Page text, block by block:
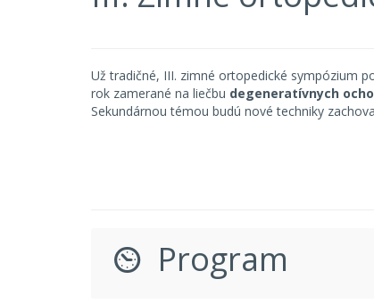
Už tradičné, III. zimné ortopedické sympózium
rok zamerané na liečbu degeneratívnych
Sekundárnou témou budú nové techniky
Program